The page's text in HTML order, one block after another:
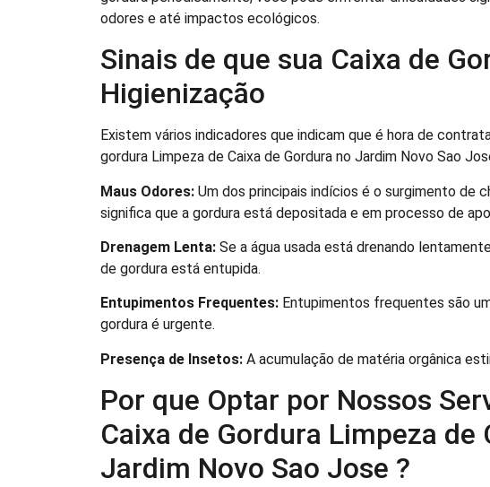
odores e até impactos ecológicos.
Sinais de que sua Caixa de
Higienização
Existem vários indicadores que indicam que é hora de
gordura Limpeza de Caixa de Gordura no Jardim Novo Sao
Maus Odores: Um dos principais indícios é o surgimento de
significa que a gordura está depositada e em processo de
Drenagem Lenta: Se a água usada está drenando
de gordura está entupida.
Entupimentos Frequentes: Entupimentos frequentes são
gordura é urgente.
Presença de Insetos: A acumulação de matéria orgânica
Por que Optar por Nossos
Caixa de Gordura Limpeza de
Jardim Novo Sao Jose ?